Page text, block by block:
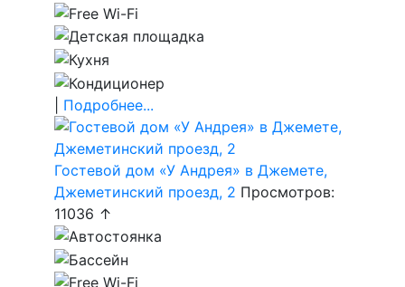
Подробнее...
Гостевой дом «У Андрея» в Джемете,
Джеметинский проезд, 2 Просмотров:
11036 ↑